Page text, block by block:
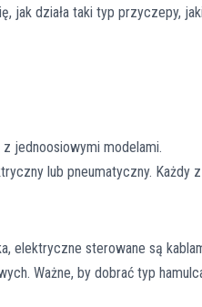
jak działa taki typ przyczepy,
jednoosiowymi modelami.
lub pneumatyczny. Każdy z
elektryczne sterowane są
Ważne, by dobrać typ